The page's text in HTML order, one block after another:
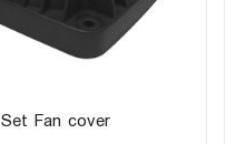
Set Fan cover